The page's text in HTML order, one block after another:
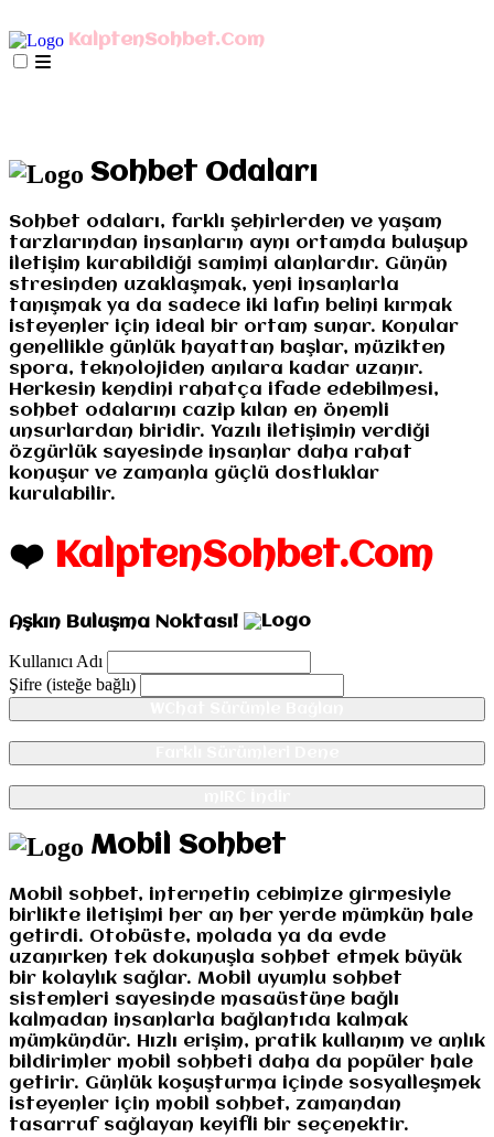
KalptenSohbet.Com
Sohbet Odaları
Sohbet odaları, farklı şehirlerden ve yaşam
tarzlarından insanların aynı ortamda buluşup
iletişim kurabildiği samimi alanlardır. Günün
stresinden uzaklaşmak, yeni insanlarla
tanışmak ya da sadece iki lafın belini kırmak
isteyenler için ideal bir ortam sunar. Konular
genellikle günlük hayattan başlar, müzikten
spora, teknolojiden anılara kadar uzanır.
Herkesin kendini rahatça ifade edebilmesi,
sohbet odalarını cazip kılan en önemli
unsurlardan biridir. Yazılı iletişimin verdiği
özgürlük sayesinde insanlar daha rahat
konuşur ve zamanla güçlü dostluklar
kurulabilir.
❤️ KalptenSohbet.Com
Aşkın Buluşma Noktası!
Kullanıcı Adı
Şifre (isteğe bağlı)
Mobil Sohbet
Mobil sohbet, internetin cebimize girmesiyle
birlikte iletişimi her an her yerde mümkün hale
getirdi. Otobüste, molada ya da evde
uzanırken tek dokunuşla sohbet etmek büyük
bir kolaylık sağlar. Mobil uyumlu sohbet
sistemleri sayesinde masaüstüne bağlı
kalmadan insanlarla bağlantıda kalmak
mümkündür. Hızlı erişim, pratik kullanım ve anlık
bildirimler mobil sohbeti daha da popüler hale
getirir. Günlük koşuşturma içinde sosyalleşmek
isteyenler için mobil sohbet, zamandan
tasarruf sağlayan keyifli bir seçenektir.